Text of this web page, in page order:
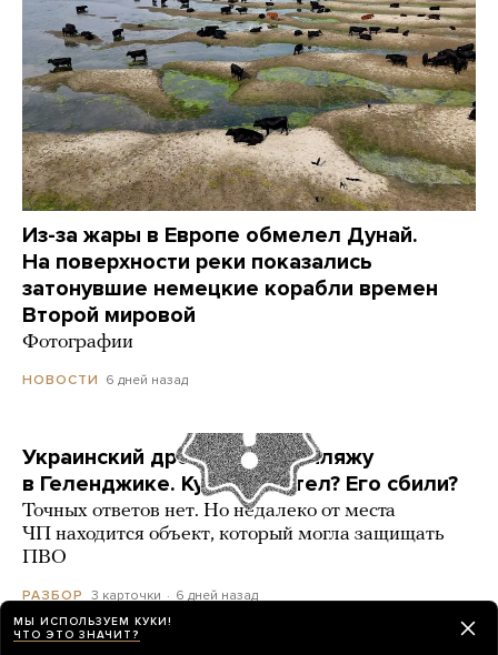
Из-за жары в Европе обмелел Дунай.
На поверхности реки показались
затонувшие немецкие корабли времен
Второй мировой
Фотографии
НОВОСТИ 6 дней назад
Украинский дрон попал по пляжу
в Геленджике. Куда он летел? Его сбили?
Точных ответов нет. Но недалеко от места
ЧП находится объект, который могла защищать
ПВО
РАЗБОР 3 карточки 6 дней назад
МЫ ИСПОЛЬЗУЕМ КУКИ!
ЧТО ЭТО ЗНАЧИТ?